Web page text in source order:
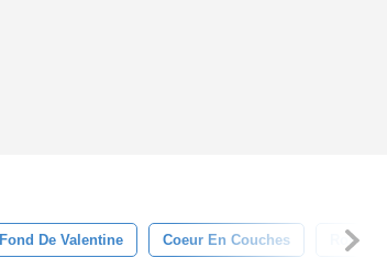
Fond De Valentine Coeur En Couches